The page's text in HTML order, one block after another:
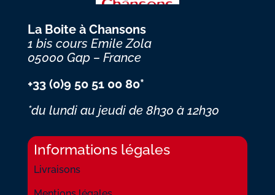
La Boite à Chansons
1 bis cours Emile Zola
05000 Gap – France
+33 (0)9 50 51 00 80*
*du lundi au jeudi de 8h30 à 12h30
Informations légales
Livraisons